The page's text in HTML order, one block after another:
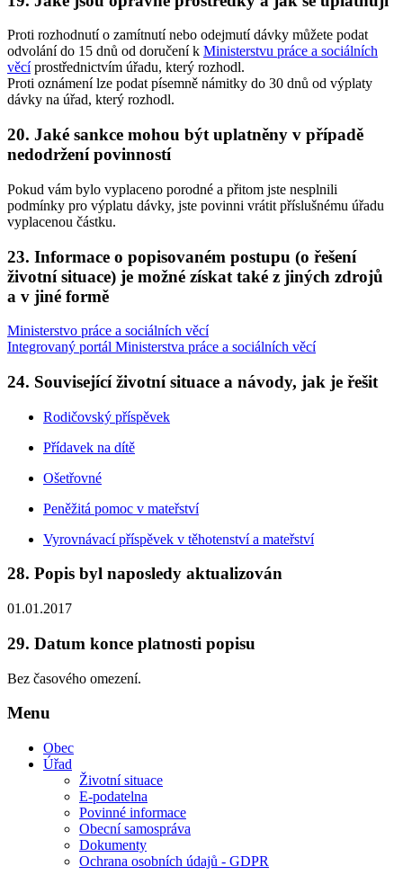
Proti rozhodnutí o zamítnutí nebo odejmutí dávky můžete podat
odvolání do 15 dnů od doručení k Ministerstvu práce a sociálních
věcíprostřednictvím úřadu, který rozhodl.
Proti oznámení lze podat písemně námitky do 30 dnů od výplaty
dávky na úřad, který rozhodl.
20. Jaké sankce mohou být uplatněny v případě
nedodržení povinností
Pokud vám bylo vyplaceno porodné a přitom jste nesplnili
podmínky pro výplatu dávky, jste povinni vrátit příslušnému úřadu
vyplacenou částku.
23. Informace o popisovaném postupu (o řešení
životní situace) je možné získat také z jiných zdrojů
a v jiné formě
Ministerstvo práce a sociálních věcí
Integrovaný portál Ministerstva práce a sociálních věcí
24. Související životní situace a návody, jak je řešit
Rodičovský příspěvek
Přídavek na dítě
Ošetřovné
Peněžitá pomoc v mateřství
Vyrovnávací příspěvek v těhotenství a mateřství
28. Popis byl naposledy aktualizován
01.01.2017
29. Datum konce platnosti popisu
Bez časového omezení.
Menu
Obec
Úřad
Životní situace
E-podatelna
Povinné informace
Obecní samospráva
Dokumenty
Ochrana osobních údajů - GDPR